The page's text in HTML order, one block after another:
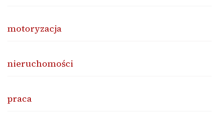
motoryzacja
nieruchomości
praca